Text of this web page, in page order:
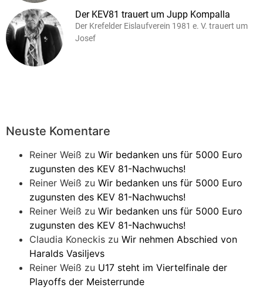
Der KEV81 trauert um Jupp Kompalla
Der Krefelder Eislaufverein 1981 e. V. trauert um
Josef
Neuste Komentare
Reiner Weiß zu Wir bedanken uns für 5000 Euro
zugunsten des KEV 81-Nachwuchs!
Reiner Weiß zu Wir bedanken uns für 5000 Euro
zugunsten des KEV 81-Nachwuchs!
Reiner Weiß zu Wir bedanken uns für 5000 Euro
zugunsten des KEV 81-Nachwuchs!
Claudia Koneckis zu Wir nehmen Abschied von
Haralds Vasiljevs
Reiner Weiß zu U17 steht im Viertelfinale der
Playoffs der Meisterrunde